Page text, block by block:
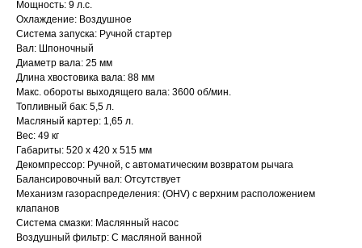
Мощность: 9 л.с.
Охлаждение: Воздушное
Система запуска: Ручной стартер
Вал: Шпоночный
Диаметр вала: 25 мм
Длина хвостовика вала: 88 мм
Макс. обороты выходящего вала: 3600 об/мин.
Топливный бак: 5,5 л.
Масляный картер: 1,65 л.
Вес: 49 кг
Габариты: 520 x 420 x 515 мм
Декомпрессор: Ручной, с автоматическим возвратом рычага
Балансировочный вал: Отсутствует
Механизм газораспределения: (OHV) с верхним расположением
клапанов
Система смазки: Маслянный насос
Воздушный фильтр: С масляной ванной
Привезем